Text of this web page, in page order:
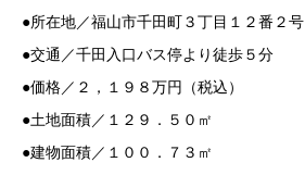
●所在地／福山市千田町３丁目１２番２号
●交通／千田入口バス停より徒歩５分
●価格／２，１９８万円（税込）
●土地面積／１２９．５０㎡
●建物面積／１００．７３㎡